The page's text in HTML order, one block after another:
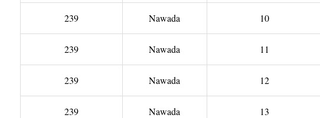
239 Nawada 10
239 Nawada 11
239 Nawada 12
239 Nawada 13